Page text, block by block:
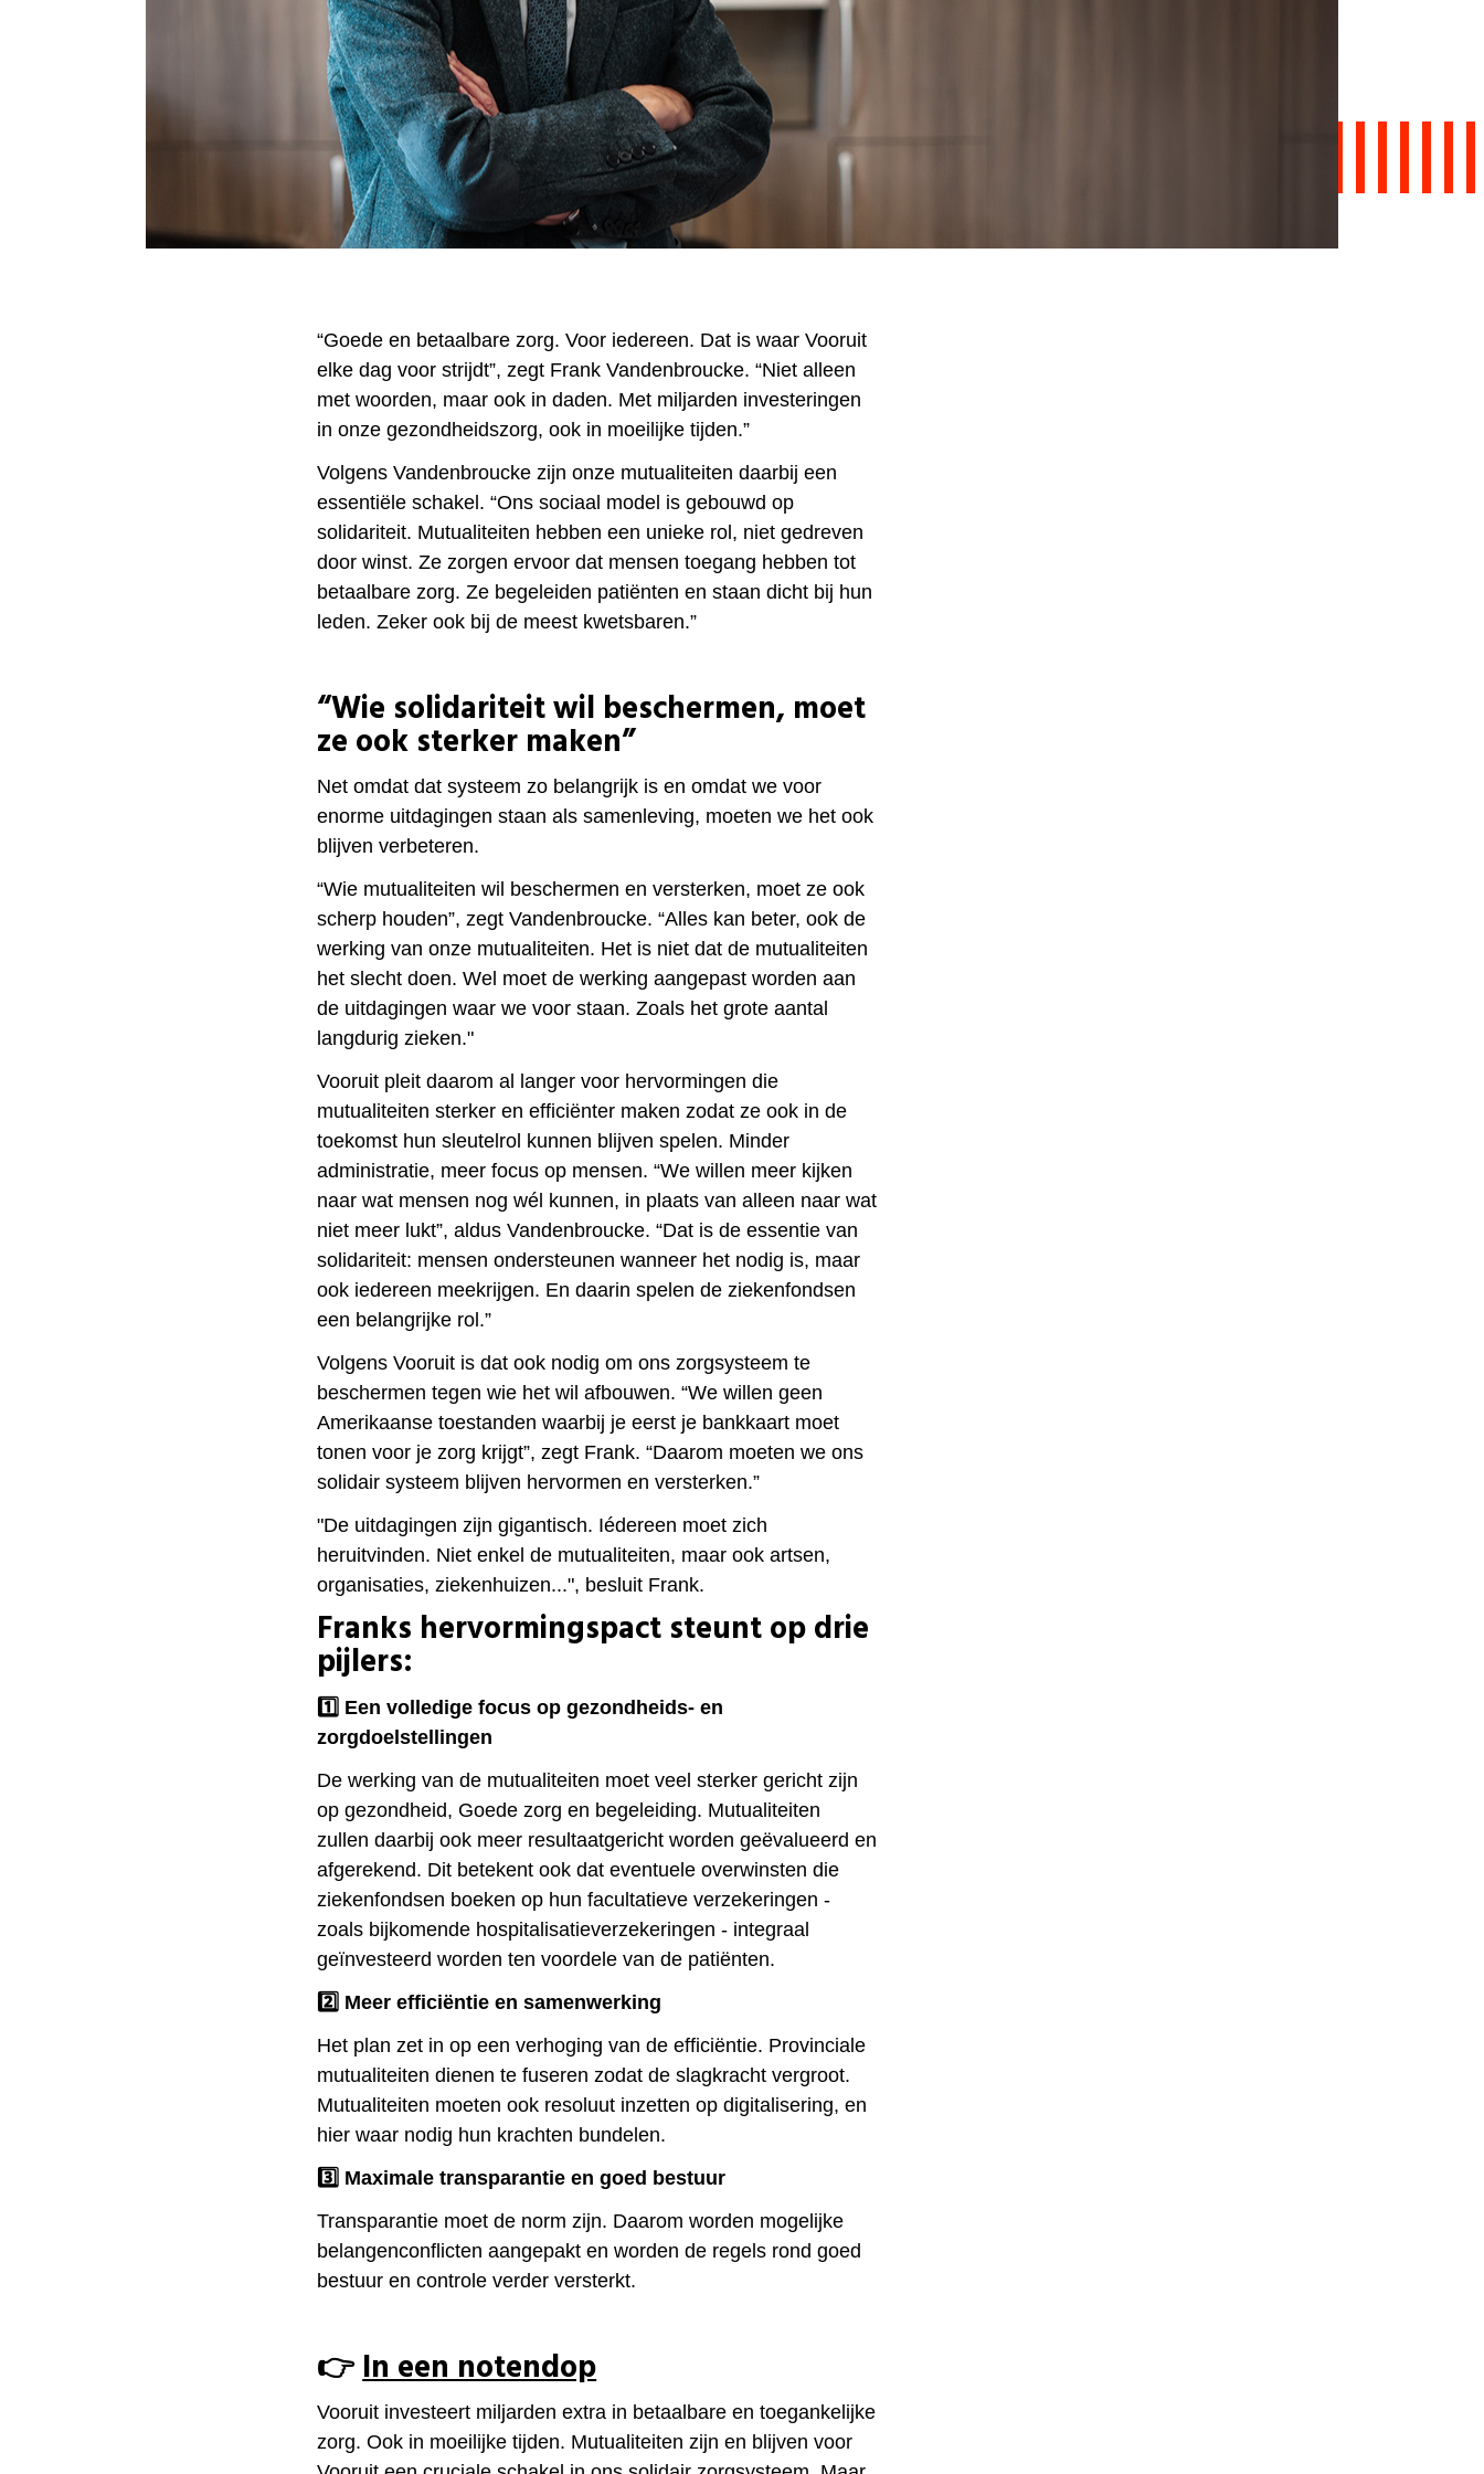
“Goede en betaalbare zorg. Voor iedereen. Dat is waar Vooruit
elke dag voor strijdt”, zegt Frank Vandenbroucke. “Niet alleen
met woorden, maar ook in daden. Met miljarden investeringen
in onze gezondheidszorg, ook in moeilijke tijden.”
Volgens Vandenbroucke zijn onze mutualiteiten daarbij een
essentiële schakel. “Ons sociaal model is gebouwd op
solidariteit. Mutualiteiten hebben een unieke rol, niet gedreven
door winst. Ze zorgen ervoor dat mensen toegang hebben tot
betaalbare zorg. Ze begeleiden patiënten en staan dicht bij hun
leden. Zeker ook bij de meest kwetsbaren.”
“Wie solidariteit wil beschermen, moet
ze ook sterker maken”
Net omdat dat systeem zo belangrijk is en omdat we voor
enorme uitdagingen staan als samenleving, moeten we het ook
blijven verbeteren.
“Wie mutualiteiten wil beschermen en versterken, moet ze ook
scherp houden”, zegt Vandenbroucke. “Alles kan beter, ook de
werking van onze mutualiteiten. Het is niet dat de mutualiteiten
het slecht doen. Wel moet de werking aangepast worden aan
de uitdagingen waar we voor staan. Zoals het grote aantal
langdurig zieken."
Vooruit pleit daarom al langer voor hervormingen die
mutualiteiten sterker en efficiënter maken zodat ze ook in de
toekomst hun sleutelrol kunnen blijven spelen. Minder
administratie, meer focus op mensen. “We willen meer kijken
naar wat mensen nog wél kunnen, in plaats van alleen naar wat
niet meer lukt”, aldus Vandenbroucke. “Dat is de essentie van
solidariteit: mensen ondersteunen wanneer het nodig is, maar
ook iedereen meekrijgen. En daarin spelen de ziekenfondsen
een belangrijke rol.”
Volgens Vooruit is dat ook nodig om ons zorgsysteem te
beschermen tegen wie het wil afbouwen. “We willen geen
Amerikaanse toestanden waarbij je eerst je bankkaart moet
tonen voor je zorg krijgt”, zegt Frank. “Daarom moeten we ons
solidair systeem blijven hervormen en versterken.”
"De uitdagingen zijn gigantisch. Iédereen moet zich
heruitvinden. Niet enkel de mutualiteiten, maar ook artsen,
organisaties, ziekenhuizen...", besluit Frank.
Franks hervormingspact steunt op drie
pijlers:
1️⃣​ Een volledige focus op gezondheids- en
zorgdoelstellingen
De werking van de mutualiteiten moet veel sterker gericht zijn
op gezondheid, Goede zorg en begeleiding. Mutualiteiten
zullen daarbij ook meer resultaatgericht worden geëvalueerd en
afgerekend. Dit betekent ook dat eventuele overwinsten die
ziekenfondsen boeken op hun facultatieve verzekeringen -
zoals bijkomende hospitalisatieverzekeringen - integraal
geïnvesteerd worden ten voordele van de patiënten.
2️⃣​ Meer efficiëntie en samenwerking
Het plan zet in op een verhoging van de efficiëntie. Provinciale
mutualiteiten dienen te fuseren zodat de slagkracht vergroot.
Mutualiteiten moeten ook resoluut inzetten op digitalisering, en
hier waar nodig hun krachten bundelen.
3️⃣​ Maximale transparantie en goed bestuur
Transparantie moet de norm zijn. Daarom worden mogelijke
belangenconflicten aangepakt en worden de regels rond goed
bestuur en controle verder versterkt.
👉​In een notendop
Vooruit investeert miljarden extra in betaalbare en toegankelijke
zorg. Ook in moeilijke tijden. Mutualiteiten zijn en blijven voor